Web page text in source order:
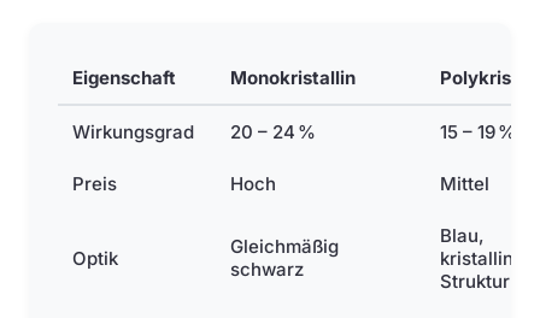
Eigenschaft Monokristallin
Wirkungsgrad 20 – 24 % 15 – 19 %
Preis Hoch Mittel
Optik
Gleichmäßig
schwarz
Blau,
kristalline
Struktur